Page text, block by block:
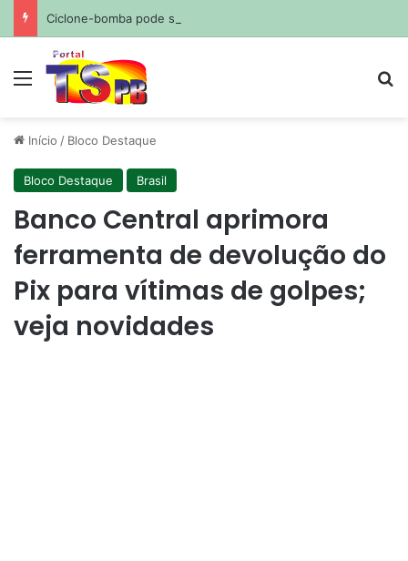
Menu
Início / Bloco Destaque
Bloco Destaque Brasil
Banco Central aprimora
ferramenta de devolução do
Pix para vítimas de golpes;
veja novidades